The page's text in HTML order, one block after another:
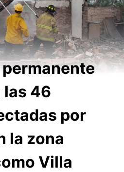
las 46
por
la zona
Villa